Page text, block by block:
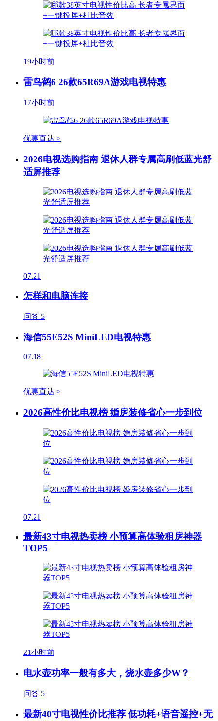
19小时前
雷鸟鹤6 26款65R69A游戏电视特惠
17小时前
优惠直达 >
2026电视选购指南 退休人群专属高刷低蓝光舒
适屏推荐
07.21
怎样和电脑连接
问答 5
海信55E52S MiniLED电视特惠
07.18
优惠直达 >
2026高性价比电视榜 婚房装修省心一步到位
07.21
最新43寸电视热卖榜 小预算高体验租房神器
TOP5
21小时前
电水壶功率一般有多大，烧水壶多少W？
问答 5
最新40寸电视性价比推荐 低功耗+语音遥控+无